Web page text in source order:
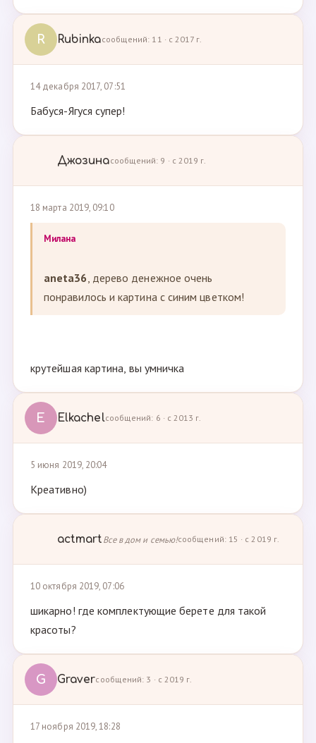
R Rubinkaсообщений: 11 · с 2017 г.
14 декабря 2017, 07:51
Бабуся-Ягуся супер!
Джозинасообщений: 9 · с 2019 г.
18 марта 2019, 09:10
Милана
aneta36, дерево денежное очень
понравилось и картина с синим цветком!
крутейшая картина, вы умничка
E Elkachelсообщений: 6 · с 2013 г.
5 июня 2019, 20:04
Креативно)
actmartВсе в дом и семью!сообщений: 15 · с 2019 г.
10 октября 2019, 07:06
шикарно! где комплектующие берете для такой
красоты?
G Graverсообщений: 3 · с 2019 г.
17 ноября 2019, 18:28